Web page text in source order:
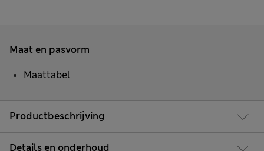
Productbeschrijving
Details en onderhoud
Maat en pasvorm
Maattabel